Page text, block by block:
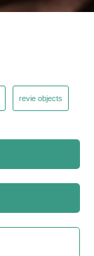
revie objects